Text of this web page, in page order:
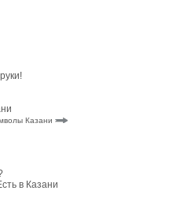
Казани
в Казани